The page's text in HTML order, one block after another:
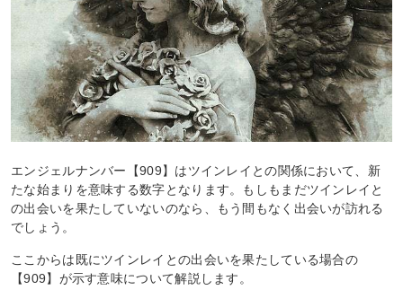
エンジェルナンバー【909】はツインレイとの関係において、新
たな始まりを意味する数字となります。もしもまだツインレイと
の出会いを果たしていないのなら、もう間もなく出会いが訪れる
でしょう。
ここからは既にツインレイとの出会いを果たしている場合の
【909】が示す意味について解説します。